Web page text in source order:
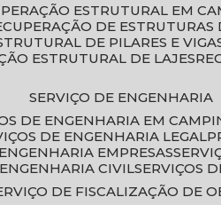
ESTRUTURAL EM
DE
DE PILARES E
ESTRUTURAL DE LAJES
SERVIÇO DE ENGENHARIA
DE ENGENHARIA EM
DE ENGENHARIA LEGAL
ENGENHARIA EMPRESAS
ENGENHARIA CIVIL SERVIÇOS
DE FISCALIZAÇÃO DE